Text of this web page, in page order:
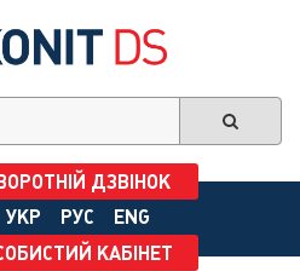
ДЗВІНОК
УКР
РУС
ENG
КАБІНЕТ